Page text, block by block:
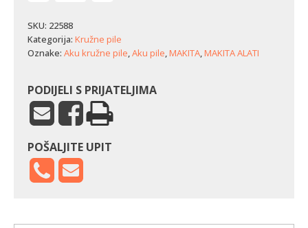
pila
Makita
HS004GM202
SKU: 22588
Kategorija: Kružne pile
Oznake: Aku kružne pile,Aku pile,MAKITA,MAKITA ALATI
PODIJELI S PRIJATELJIMA
POŠALJITE UPIT